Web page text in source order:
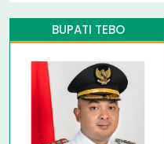
BUPATI TEBO